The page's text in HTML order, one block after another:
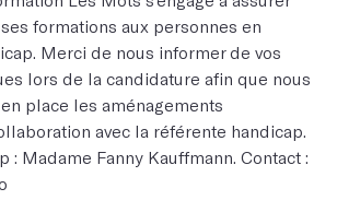
formations aux personnes en
Merci de nous informer de vos
lors de la candidature afin que nous
place les aménagements
avec la référente handicap.
: Madame Fanny Kauffmann. Contact :